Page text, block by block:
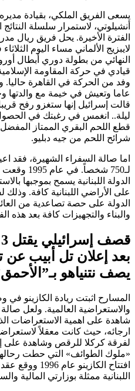
يسعى الفريق الملكي، بقيادة
أنشيلوتي، لاستمرار سلسلة
الفترة الأخيرة. يحل فريق ريال
لايبزيج الألماني مساء اليوم
النهائي من بطولة دوري أبطال
قيادي في حركة المقاومة
عاما وتعيش في خيمة مع والدتها
قالت إسرائيل إنها ستغزو رفح
ليلة.. انغمس في رغبتك في
قطع اللحم البقري الممتاز
شرائح اللحم من جيه دبليو.
لـ750
الدولة اللبنانية يسمح بموجبها
الدولة على حصة تصاعدية من
والبناء والتجهيزات كافة بعد هذه
بعد إعلان تل أبيب عن
يصف نتنياهو
المسارح اثبتت ريادة الكازينو في
شاهدة على اهمية الاستعراضات
ارجائه، حيث كانت معقلاً
لفرقة كركلا للرقص وشاهدة على
«ملوك الطوائف» التي حطت رحالها
افتتاح
اللبنانية ممثلة بوزارتي المالية